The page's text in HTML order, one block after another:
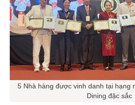
5 Nhà hàng được vinh danh tại hạng
Dining đặc sắc